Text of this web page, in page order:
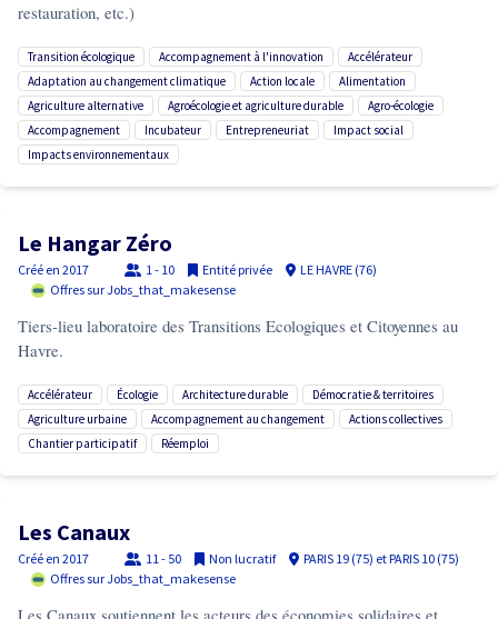
restauration, etc.)
transition écologique accompagnement à l'innovation
accélérateur
adaptation au changement climatique
action locale
alimentation
agriculture alternative
agroécologie et agriculture durable
agro-écologie
accompagnement
incubateur entrepreneuriat
impact social
impacts environnementaux
Le Hangar Zéro
Créé en 2017 1 - 10 Entité privée
LE HAVRE (76)
Offres sur Jobs_that_makesense
Tiers-lieu laboratoire des Transitions Ecologiques et Citoyennes au
Havre.
accélérateur écologie architecture durable
démocratie & territoires
agriculture urbaine
accompagnement au changement
actions collectives
chantier participatif
réemploi
Les Canaux
Créé en 2017 11 - 50 Non lucratif
PARIS 19 (75) et PARIS 10 (75)
Offres sur Jobs_that_makesense
Les Canaux soutiennent les acteurs des économies solidaires et